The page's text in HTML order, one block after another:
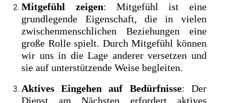
Mitgefühl zeigen: Mitgefühl ist eine
grundlegende Eigenschaft, die in vielen
zwischenmenschlichen Beziehungen eine
große Rolle spielt. Durch Mitgefühl können
wir uns in die Lage anderer versetzen und
sie auf unterstützende Weise begleiten.
Aktives Eingehen auf Bedürfnisse: Der
Dienst am Nächsten erfordert aktives